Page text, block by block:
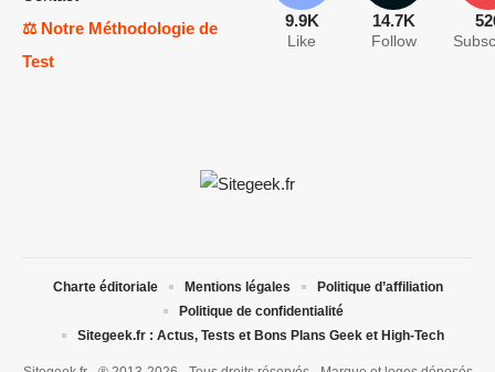
⚖️ Notre Méthodologie de
Test
9.9K
Like
14.7K
Follow
Charte éditoriale Mentions légales
Politique d’affiliation
Politique de confidentialité
Sitegeek.fr : Actus, Tests et Bons Plans Geek et High-Tech